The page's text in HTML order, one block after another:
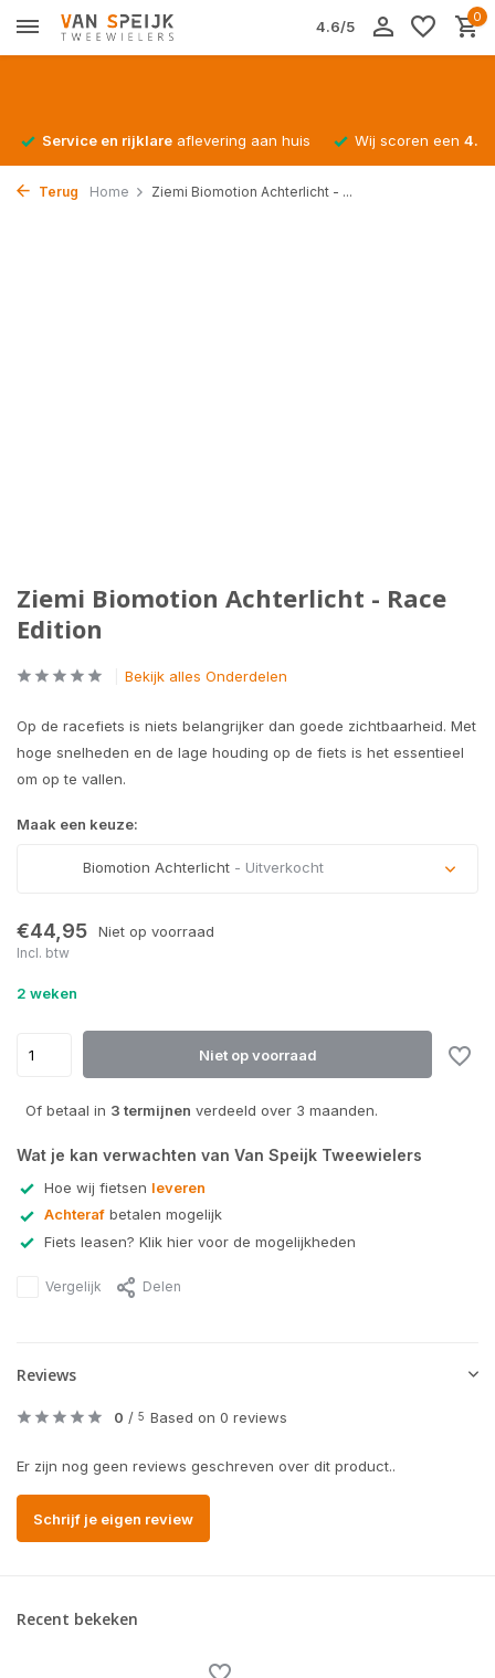
4.6/5
0
Service en rijklare aflevering aan huis Wij scoren een
Terug Home Ziemi Biomotion Achterlicht - ...
Ziemi Biomotion Achterlicht - Race
Edition
Bekijk alles Onderdelen
Op de racefiets is niets belangrijker dan goede zichtbaarheid. Met
hoge snelheden en de lage houding op de fiets is het essentieel
om op te vallen.
Maak een keuze:
Biomotion Achterlicht - Uitverkocht
€44,95 Niet op voorraad
Incl. btw
2 weken
Niet op voorraad
Of betaal in 3 termijnen verdeeld over 3 maanden.
Wat je kan verwachten van Van Speijk Tweewielers
Hoe wij fietsen leveren
Achteraf betalen mogelijk
Fiets leasen? Klik hier voor de mogelijkheden
Vergelijk Delen
Reviews
0 / 5 Based on 0 reviews
Er zijn nog geen reviews geschreven over dit product..
Schrijf je eigen review
Recent bekeken